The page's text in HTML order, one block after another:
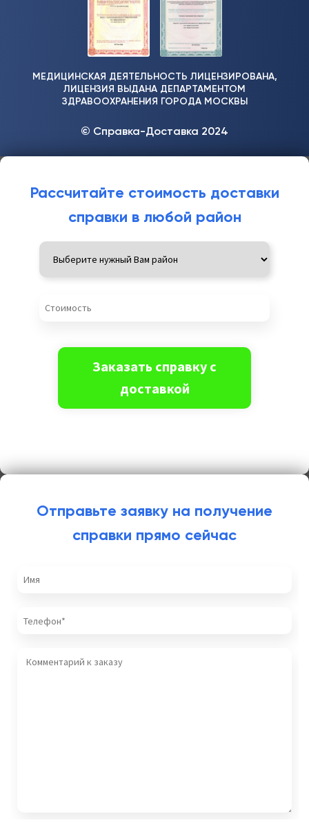
МЕДИЦИНСКАЯ ДЕЯТЕЛЬНОСТЬ ЛИЦЕНЗИРОВАНА,
ЛИЦЕНЗИЯ ВЫДАНА ДЕПАРТАМЕНТОМ
ЗДРАВООХРАНЕНИЯ ГОРОДА МОСКВЫ
© Справка-Доставка 2024
Рассчитайте стоимость доставки
справки в любой район
Отправьте заявку на получение
справки прямо сейчас